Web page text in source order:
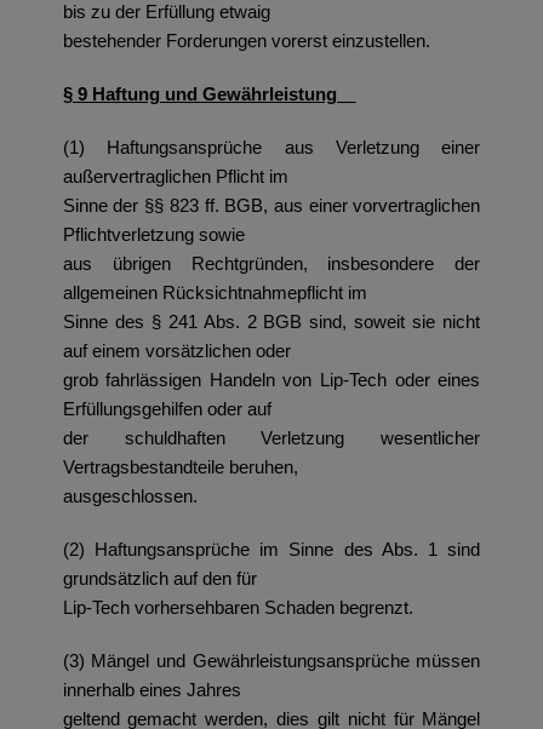
bis zu der Erfüllung etwaig
bestehender Forderungen vorerst einzustellen.
§ 9 Haftung und Gewährleistung
(1) Haftungsansprüche aus Verletzung einer
außervertraglichen Pflicht im
Sinne der §§ 823 ff. BGB, aus einer vorvertraglichen
Pflichtverletzung sowie
aus übrigen Rechtgründen, insbesondere der
allgemeinen Rücksichtnahmepflicht im
Sinne des § 241 Abs. 2 BGB sind, soweit sie nicht
auf einem vorsätzlichen oder
grob fahrlässigen Handeln von Lip-Tech oder eines
Erfüllungsgehilfen oder auf
der schuldhaften Verletzung wesentlicher
Vertragsbestandteile beruhen,
ausgeschlossen.
(2) Haftungsansprüche im Sinne des Abs. 1 sind
grundsätzlich auf den für
Lip-Tech vorhersehbaren Schaden begrenzt.
(3) Mängel und Gewährleistungsansprüche müssen
innerhalb eines Jahres
geltend gemacht werden, dies gilt nicht für Mängel